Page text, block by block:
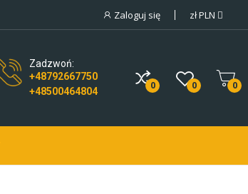
Zaloguj się złPLN
Zadzwoń:
+48792667750
+48500464804
0 0 0